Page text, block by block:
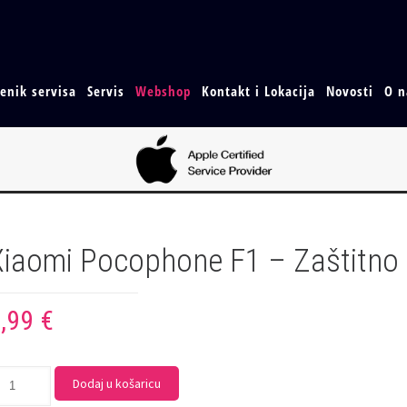
servisa Servis Webshop Kontakt i Lokacija Novosti O
Pocophone F1 –
€
Dodaj u košaricu